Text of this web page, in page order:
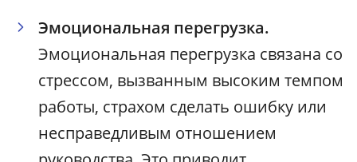
Эмоциональная перегрузка.
Эмоциональная перегрузка связана со
стрессом, вызванным высоким темпом
работы, страхом сделать ошибку или
несправедливым отношением